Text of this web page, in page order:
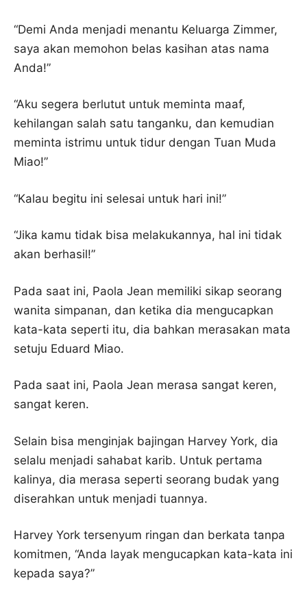
“Demi Anda menjadi menantu Keluarga Zimmer,
saya akan memohon belas kasihan atas nama
Anda!”
“Aku segera berlutut untuk meminta maaf,
kehilangan salah satu tanganku, dan kemudian
meminta istrimu untuk tidur dengan Tuan Muda
Miao!”
“Kalau begitu ini selesai untuk hari ini!”
“Jika kamu tidak bisa melakukannya, hal ini tidak
akan berhasil!”
Pada saat ini, Paola Jean memiliki sikap seorang
wanita simpanan, dan ketika dia mengucapkan
kata-kata seperti itu, dia bahkan merasakan mata
setuju Eduard Miao.
Pada saat ini, Paola Jean merasa sangat keren,
sangat keren.
Selain bisa menginjak bajingan Harvey York, dia
selalu menjadi sahabat karib. Untuk pertama
kalinya, dia merasa seperti seorang budak yang
diserahkan untuk menjadi tuannya.
Harvey York tersenyum ringan dan berkata tanpa
komitmen, “Anda layak mengucapkan kata-kata ini
kepada saya?”